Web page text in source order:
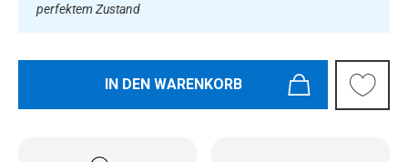
perfektem Zustand
IN DEN WARENKORB